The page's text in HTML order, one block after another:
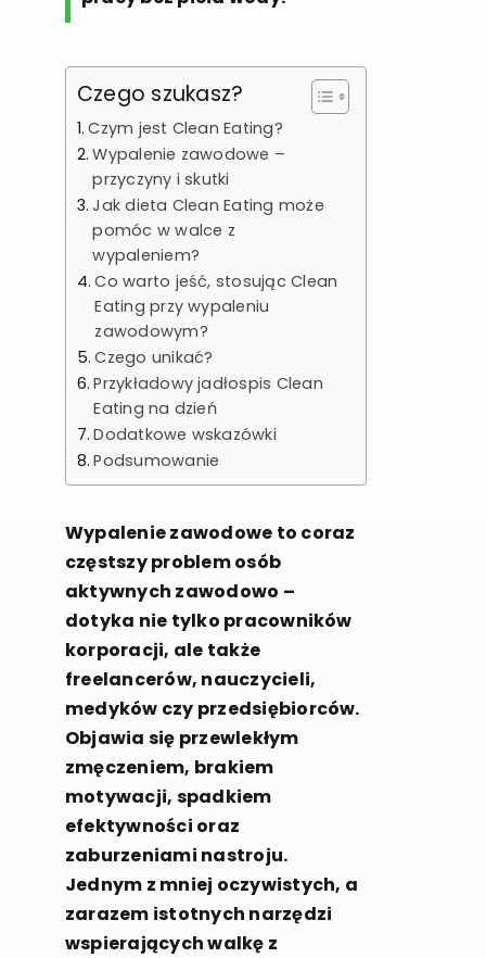
Czego szukasz?
Czym jest Clean Eating?
Wypalenie zawodowe –
przyczyny i skutki
Jak dieta Clean Eating może
pomóc w walce z
wypaleniem?
Co warto jeść, stosując Clean
Eating przy wypaleniu
zawodowym?
Czego unikać?
Przykładowy jadłospis Clean
Eating na dzień
Dodatkowe wskazówki
Podsumowanie
Wypalenie zawodowe to coraz
częstszy problem osób
aktywnych zawodowo –
dotyka nie tylko pracowników
korporacji, ale także
freelancerów, nauczycieli,
medyków czy przedsiębiorców.
Objawia się przewlekłym
zmęczeniem, brakiem
motywacji, spadkiem
efektywności oraz
zaburzeniami nastroju.
Jednym z mniej oczywistych, a
zarazem istotnych narzędzi
wspierających walkę z